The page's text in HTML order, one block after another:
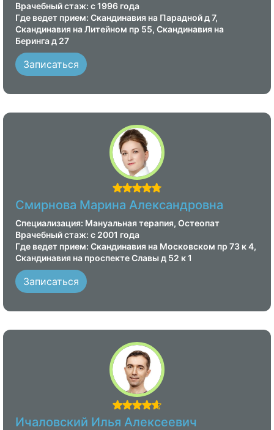
Врачебный стаж: с 1996 года
Где ведет прием: Скандинавия на Парадной д 7,
Скандинавия на Литейном пр 55, Скандинавия на
Беринга д 27
Записаться
Смирнова Марина Александровна
Специализация: Мануальная терапия, Остеопат
Врачебный стаж: с 2001 года
Где ведет прием: Скандинавия на Московском пр 73 к 4,
Скандинавия на проспекте Славы д 52 к 1
Записаться
Ичаловский Илья Алексеевич